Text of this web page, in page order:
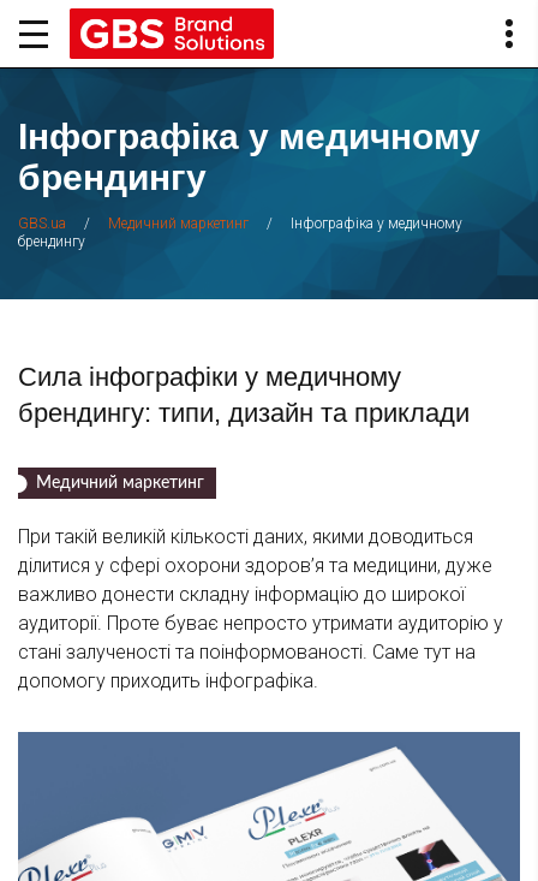
Інфографіка у медичному
брендингу
GBS.ua / Медичний маркетинг /
Інфографіка у медичному
брендингу
Сила інфографіки у медичному
брендингу: типи, дизайн та приклади
Медичний маркетинг
При такій великій кількості даних, якими доводиться
ділитися у сфері охорони здоров’я та медицини, дуже
важливо донести складну інформацію до широкої
аудиторії. Проте буває непросто утримати аудиторію у
стані залученості та поінформованості. Саме тут на
допомогу приходить інфографіка.